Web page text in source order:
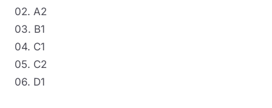
02. A2
03. B1
04. C1
05. C2
06. D1